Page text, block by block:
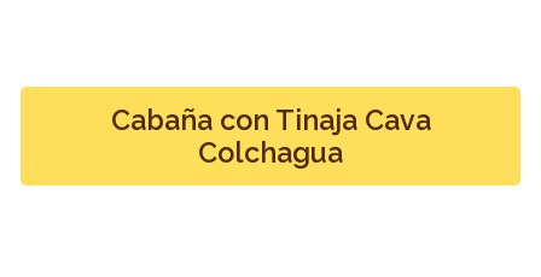
Cabaña con Tinaja Cava
Colchagua